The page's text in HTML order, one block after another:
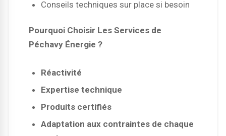
Conseils techniques sur place si besoin
Pourquoi Choisir Les Services de
Péchavy Énergie ?
Réactivité
Expertise technique
Produits certifiés
Adaptation aux contraintes de chaque